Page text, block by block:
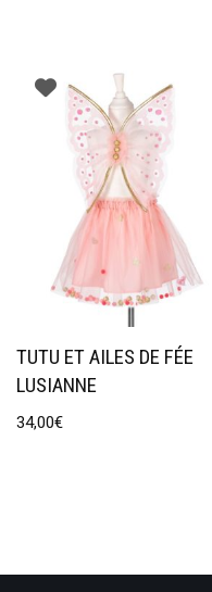
TUTU ET AILES DE FÉE
LUSIANNE
34,00€